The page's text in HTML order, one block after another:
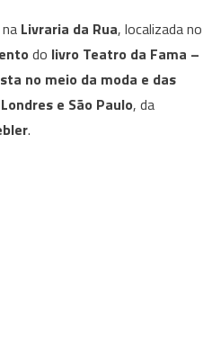
Livraria da Rua, localizada no
do livro Teatro da Fama –
no meio da moda e das
e São Paulo, da
.